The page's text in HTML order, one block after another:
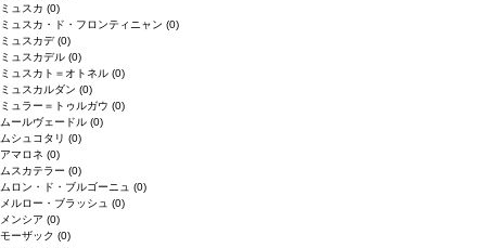
ミュスカ (0)
ミュスカ・ド・フロンティニャン (0)
ミュスカデ(0)
ミュスカデル (0)
ミュスカト＝オトネル (0)
ミュスカルダン (0)
ミュラー＝トゥルガウ (0)
ムールヴェードル (0)
ムシュコタリ (0)
アマロネ (0)
ムスカテラー (0)
ムロン・ド・ブルゴーニュ (0)
メルロー・ブラッシュ (0)
メンシア (0)
モーザック (0)